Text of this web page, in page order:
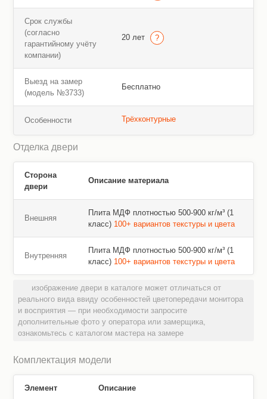
Срок службы
(согласно
гарантийному учёту
компании)
20 лет
Выезд на замер
(модель №3733)
Бесплатно
Особенности Трёхконтурные
Отделка двери
Сторона
двери
Описание материала
Внешняя
Плита МДФ плотностью 500-900 кг/м³ (1
класс) 100+ вариантов текстуры и цвета
Внутренняя
Плита МДФ плотностью 500-900 кг/м³ (1
класс) 100+ вариантов текстуры и цвета
изображение двери в каталоге может отличаться от
реального вида ввиду особенностей цветопередачи монитора
и восприятия — при необходимости запросите
дополнительные фото у оператора или замерщика,
ознакомьтесь с каталогом мастера на замере
Комплектация модели
Элемент Описание